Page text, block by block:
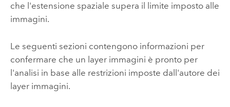
che l'estensione spaziale supera il limite imposto alle
immagini.
Le seguenti sezioni contengono informazioni per
confermare che un layer immagini è pronto per
l'analisi in base alle restrizioni imposte dall'autore dei
layer immagini.